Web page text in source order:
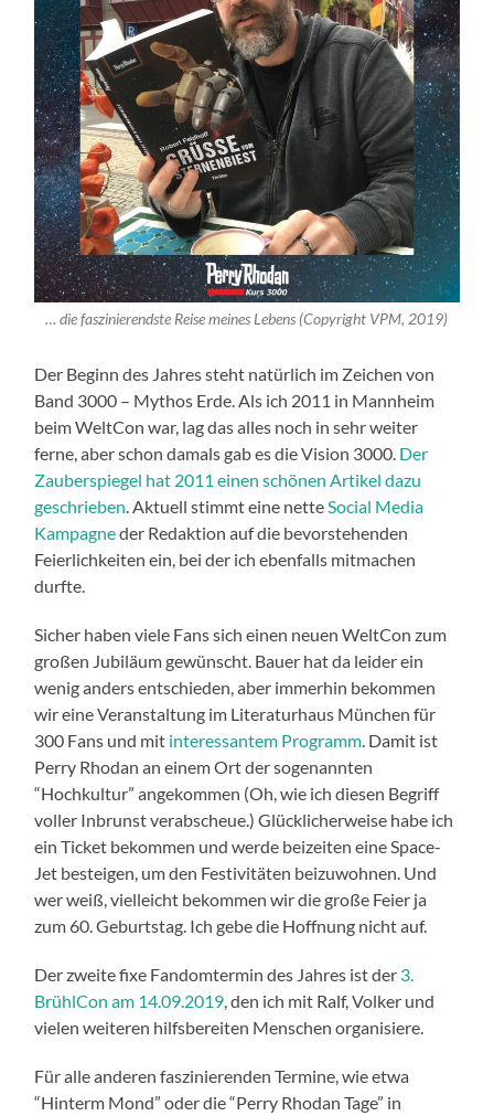
… die faszinierendste Reise meines Lebens (Copyright VPM, 2019)
Der Beginn des Jahres steht natürlich im Zeichen von
Band 3000 – Mythos Erde. Als ich 2011 in Mannheim
beim WeltCon war, lag das alles noch in sehr weiter
ferne, aber schon damals gab es die Vision 3000. Der
Zauberspiegel hat 2011 einen schönen Artikel dazu
geschrieben . Aktuell stimmt eine nette Social Media
Kampagneder Redaktion auf die bevorstehenden
Feierlichkeiten ein, bei der ich ebenfalls mitmachen
durfte.
Sicher haben viele Fans sich einen neuen WeltCon zum
großen Jubiläum gewünscht. Bauer hat da leider ein
wenig anders entschieden, aber immerhin bekommen
wir eine Veranstaltung im Literaturhaus München für
300 Fans und mit interessantem Programm . Damit ist
Perry Rhodan an einem Ort der sogenannten
“Hochkultur” angekommen (Oh, wie ich diesen Begriff
voller Inbrunst verabscheue.) Glücklicherweise habe ich
ein Ticket bekommen und werde beizeiten eine Space-
Jet besteigen, um den Festivitäten beizuwohnen. Und
wer weiß, vielleicht bekommen wir die große Feier ja
zum 60. Geburtstag. Ich gebe die Hoffnung nicht auf.
Der zweite fixe Fandomtermin des Jahres ist der 3.
BrühlCon am 14.09.2019 , den ich mit Ralf, Volker und
vielen weiteren hilfsbereiten Menschen organisiere.
Für alle anderen faszinierenden Termine, wie etwa
“Hinterm Mond” oder die “Perry Rhodan Tage” in